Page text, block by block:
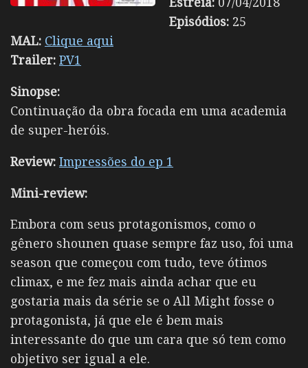
Episódios: 25
MAL: Clique aqui
Trailer: PV1
Sinopse:
Continuação da obra focada em uma academia
de super-heróis.
Review: Impressões do ep 1
Mini-review:
Embora com seus protagonismos, como o
gênero shounen quase sempre faz uso, foi uma
season que começou com tudo, teve ótimos
climax, e me fez mais ainda achar que eu
gostaria mais da série se o All Might fosse o
protagonista, já que ele é bem mais
interessante do que um cara que só tem como
objetivo ser igual a ele.